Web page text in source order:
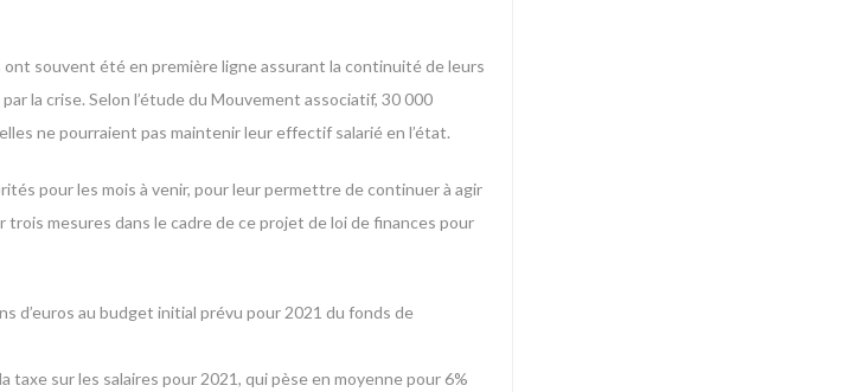
souvent été en première ligne assurant la continuité de leurs
la crise. Selon l’étude du Mouvement associatif, 30 000
ne pourraient pas maintenir leur effectif salarié en l’état.
pour les mois à venir, pour leur permettre de continuer à agir
trois mesures dans le cadre de ce projet de loi de finances pour
d’euros au budget initial prévu pour 2021 du fonds de
sur les salaires pour 2021, qui pèse en moyenne pour 6%